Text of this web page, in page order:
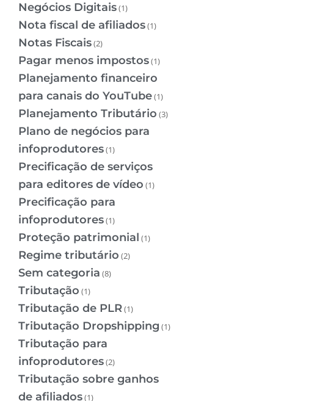
Negócios Digitais(1)
Nota fiscal de afiliados(1)
Notas Fiscais(2)
Pagar menos impostos(1)
Planejamento financeiro
para canais do YouTube(1)
Planejamento Tributário (3)
Plano de negócios para
infoprodutores(1)
Precificação de serviços
para editores de vídeo (1)
Precificação para
infoprodutores(1)
Proteção patrimonial (1)
Regime tributário (2)
Sem categoria (8)
Tributação (1)
Tributação de PLR(1)
Tributação Dropshipping (1)
Tributação para
infoprodutores(2)
Tributação sobre ganhos
de afiliados(1)